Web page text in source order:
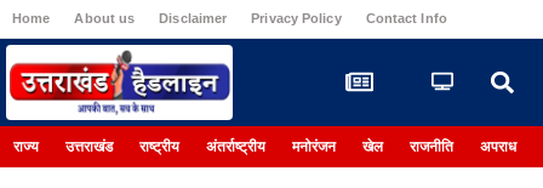
Home About us Disclaimer Privacy Policy Contact Info
राज्य उत्तराखंड राष्ट्रीय अंतर्राष्ट्रीय मनोरंजन खेल राजनीति अपराध